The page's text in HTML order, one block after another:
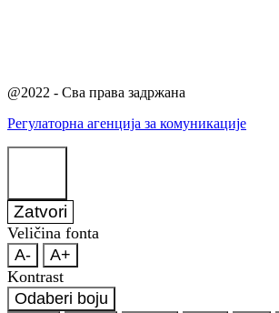
@2022 - Сва права задржана
Регулаторна агенција за комуникације
Zatvori
Veličina fonta
A-
A+
Kontrast
Odaberi boju